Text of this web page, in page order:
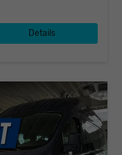
Details